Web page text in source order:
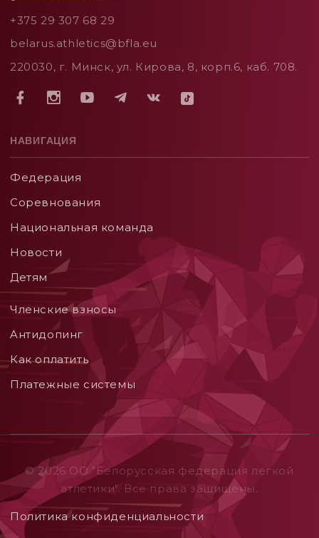
+375 29 307 68 29
belarus.athletics@bfla.eu
220030, г. Минск, ул. Кирова, 8, корп.6, каб. 708.
НАВИГАЦИЯ
Федерация
Соревнования
Национальная команда
Новости
Детям
Членские взносы
Aнтидопинг
Как оплатить
Платежные системы
© 2026 ОO "Белорусская федерация легкой
атлетики". Все права защищены.
Политика конфиденциальности